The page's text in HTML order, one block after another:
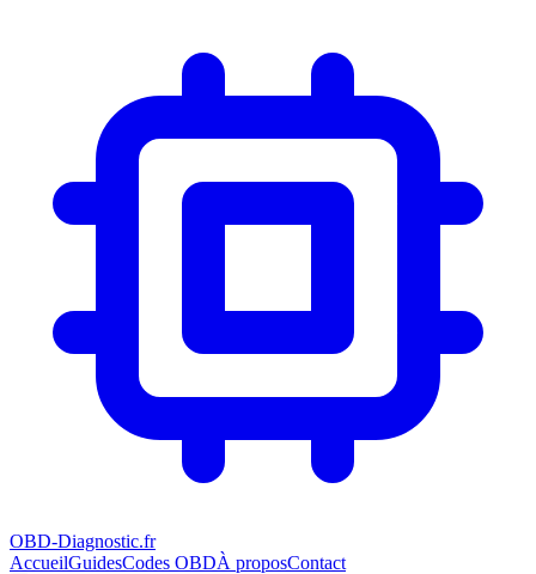
OBD-Diagnostic.fr
AccueilGuidesCodes OBDÀ proposContact